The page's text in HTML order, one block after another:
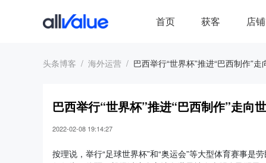
首页 获客 店铺
头条博客 海外运营 巴西举行“世界杯”推进“巴西制作”走
巴西举行“世界杯”推进“巴西制作”走向
2022-02-08 19:14:27
按理说，举行“足球世界杯”和“奥运会”等大型体育赛事